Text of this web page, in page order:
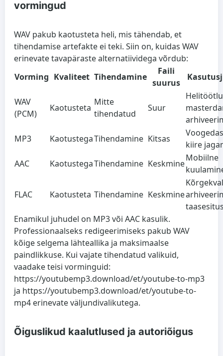
vormingud
WAV pakub kaotusteta heli, mis tähendab, et
tihendamise artefakte ei teki. Siin on, kuidas WAV
erinevate tavapäraste alternatiividega võrdub:
Vorming Kvaliteet Tihendamine
Faili
suurus
WAV
(PCM)
Kaotusteta
Mitte
tihendatud
Suur
MP3
KaotustegaTihendamine Kitsas
kiire
AAC
KaotustegaTihendamine Keskmine
Mobiilne
FLAC Kaotusteta Tihendamine Keskmine
Enamikul juhudel on MP3 või AAC kasulik.
Professionaalseks redigeerimiseks pakub WAV
kõige selgema lähteallika ja maksimaalse
paindlikkuse. Kui vajate tihendatud valikuid,
vaadake teisi vorminguid:
https://youtubemp3.download/et/youtube-to-mp3
ja https://youtubemp3.download/et/youtube-to-
mp4 erinevate väljundivalikutega.
Õiguslikud kaalutlused ja autoriõigus